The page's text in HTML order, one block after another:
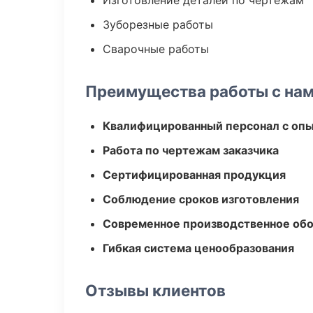
Зуборезные работы
Сварочные работы
Преимущества работы с
Квалифицированный персонал с
Работа по чертежам заказчика
Сертифицированная продукция
Соблюдение сроков изготовления
Современное производственное
Гибкая система ценообразования
Отзывы клиентов